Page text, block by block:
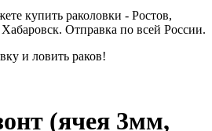
купить раколовки - Ростов,
Отправка по всей России.
и ловить раков!
(ячея 3мм,